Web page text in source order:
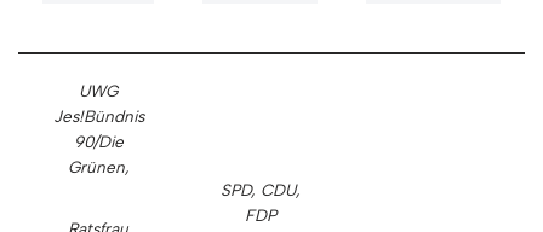
UWG
Jes!Bündnis
90/Die
Grünen,
SPD, CDU,
FDP